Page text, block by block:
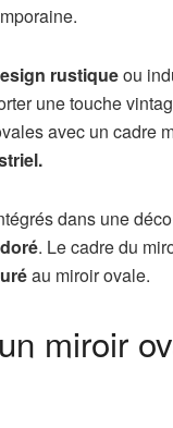
rustiqueou
une touche
avec un cadre
dans une
. Le cadre du
au miroir ovale.
miroir